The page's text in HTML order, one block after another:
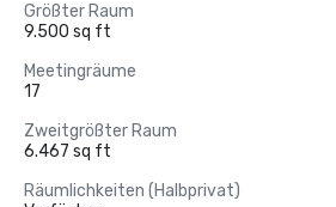
Größter Raum
9.500 sq ft
Meetingräume
17
Zweitgrößter Raum
6.467 sq ft
Räumlichkeiten (Halbprivat)